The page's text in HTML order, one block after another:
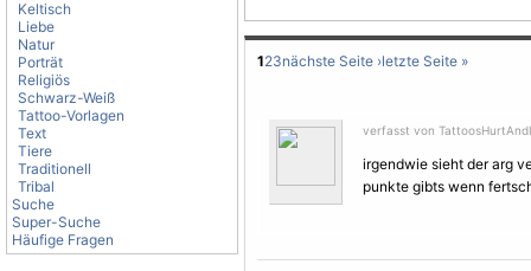
Keltisch
Liebe
Natur
Porträt
Religiös
Schwarz-Weiß
Tattoo-Vorlagen
Text
Tiere
Traditionell
Tribal
Suche
Super-Suche
Häufige Fragen
123nächste Seite ›letzte Seite »
verfasst von
irgendwie sieht der arg
punkte gibts wenn